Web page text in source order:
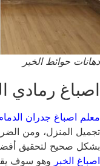
دهانات حوائط الخبر
اصباغ رمادي
معلم اصباغ جدران
تجميل المنزل، ومن
بشكل صحيح لتحقيق أفضل
اصباغ الخبر وهو سوف